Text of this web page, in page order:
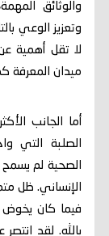
والوثائق
وتعزيز الوعي
لا تقل أهمية
ميدان المعرفة
أما الجانب
الصلبة التي
الصحية لم يسمح
الإنساني. ظل
فيما كان يخوض
بالله. لقد